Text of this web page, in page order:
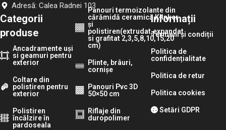
Adresă: Calea Radnei 103
Categorii
produse
Ancadramente uși
si geamuri pentru
exterior
Coltare din
polistiren pentru
exterior
Polistiren
încălzire în
pardoseala
Panouri termoizolante din
cărămidă ceramică Klinker
și
polistiren(extrudat,expandat
si grafitat 2,3,5,8,10,15,20
cm)
Plinte, brâuri,
cornișe
Panouri Pvc 3D
50×50 cm
Riflaje din
duropolimer
Informații
Termeni și condiții
Politica de
confidențialitate
Politica de retur
Politica cookies
Setări GDPR